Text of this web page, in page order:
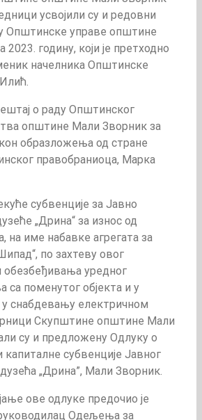
усвојили су и редовни
Општинске управе општине
годину, који је претходно
начелника Општинске
о раду Општинског
општине Мали Зворник за
образложења од стране
правобраниоца, Марка
субвенције за Јавно
„Дрина“ за износ од
на име набавке агрегата за
по захтеву овог
обезбеђивања уредног
са поменутог објекта и у
у снабдевању електричном
Скупштине општине Мали
су и предложену Одлуку о
субвенције Јавног
„Дрина”, Мали Зворник.
ове одлуке предочио је
Одељења за